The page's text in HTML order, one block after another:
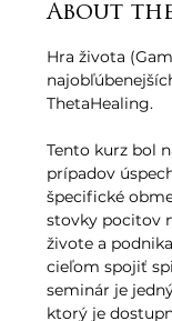
About
Hra života
ThetaHealing.
Tento kurz bol
prípadov
špecifické
stovky pocitov
živote a
cieľom spojiť
seminár je
ktorý je